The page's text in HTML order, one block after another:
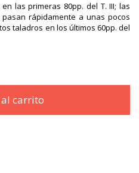
las primeras 80pp. del T. III; las
rápidamente a unas pocos
taladros en los últimos 60pp. del
carrito